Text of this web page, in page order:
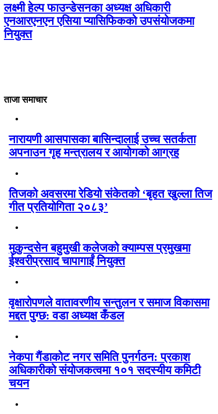
लक्ष्मी हेल्प फाउन्डेसनका अध्यक्ष अधिकारी
एनआरएनएन एसिया प्यासिफिकको उपसंयोजकमा
नियुक्त
ताजा समाचार
नारायणी आसपासका बासिन्दालाई उच्च सतर्कता
अपनाउन गृह मन्त्रालय र आयोगको आग्रह
तिजको अवसरमा रेडियो संकेतको ‘बृहत खुल्ला तिज
गीत प्रतियोगिता २०८३’
मुकुन्दसेन बहुमुखी कलेजको क्याम्पस प्रमुखमा
ईश्वरीप्रसाद चापागाईं नियुक्त
वृक्षारोपणले वातावरणीय सन्तुलन र समाज विकासमा
मद्दत पुग्छ: वडा अध्यक्ष कँडल
नेकपा गैंडाकोट नगर समिति पुनर्गठन: प्रकाश
अधिकारीको संयोजकत्वमा १०१ सदस्यीय कमिटी
चयन